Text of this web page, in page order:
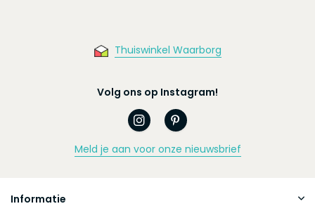
Thuiswinkel Waarborg
Volg ons op Instagram!
Meld je aan voor onze nieuwsbrief
Informatie